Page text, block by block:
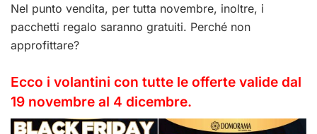
Nel punto vendita, per tutta novembre, inoltre, i
pacchetti regalo saranno gratuiti. Perché non
approfittare?
Ecco i volantini con tutte le offerte valide dal
19 novembre al 4 dicembre.